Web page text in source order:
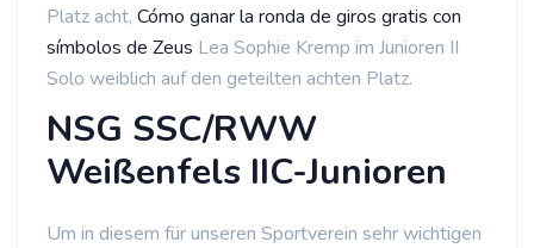
Platz acht, Cómo ganar la ronda de giros gratis con
símbolos de Zeus Lea Sophie Kremp im Junioren II
Solo weiblich auf den geteilten achten Platz.
NSG SSC/RWW
Weißenfels IIC-Junioren
Um in diesem für unseren Sportverein sehr wichtigen